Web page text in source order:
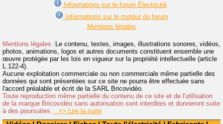
Informations sur le forum Électricité
Informations sur le moteur du forum
Mentions légales
Mentions légales : Le contenu, textes, images, illustrations sonores, vidéos,
photos, animations, logos et autres documents constituent ensemble une
œuvre protégée par les lois en vigueur sur la propriété intellectuelle (article
L.122-4).
Aucune exploitation commerciale ou non commerciale même partielle des
données qui sont présentées sur ce site ne pourra être effectuée sans
l'accord préalable et écrit de la SARL Bricovidéo.
Toute reproduction même partielle du contenu de ce site et de l'utilisation
de la marque Bricovidéo sans autorisation sont interdites et donneront suite
à des poursuites.
>> Lire la suite